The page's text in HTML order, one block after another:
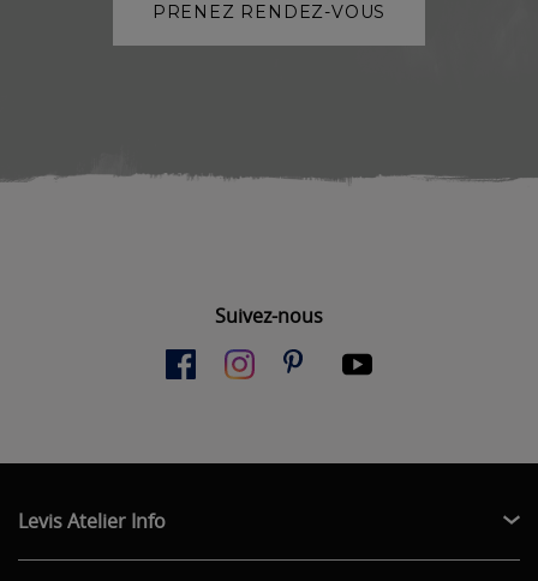
PRENEZ RENDEZ-VOUS
Suivez-nous
Levis Atelier Info